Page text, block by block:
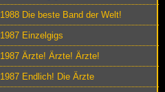
1988 Die beste Band der Welt!
1987 Einzelgigs
1987 Ärzte! Ärzte! Ärzte!
1987 Endlich! Die Ärzte